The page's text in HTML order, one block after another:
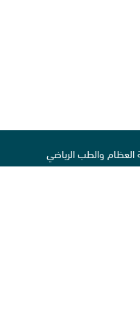
والطب الرياضي